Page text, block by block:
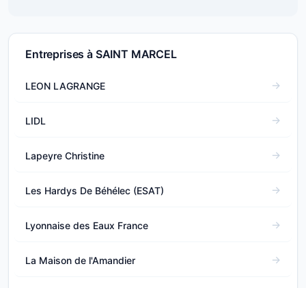
Entreprises à SAINT MARCEL
LEON LAGRANGE
LIDL
Lapeyre Christine
Les Hardys De Béhélec (ESAT)
Lyonnaise des Eaux France
La Maison de l'Amandier